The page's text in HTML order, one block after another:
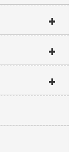
+
+
+